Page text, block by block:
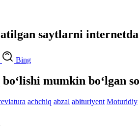
saytlarni
Bing
mumkin bo‘lgan
achchiq abzal abituriyent Moturidiy